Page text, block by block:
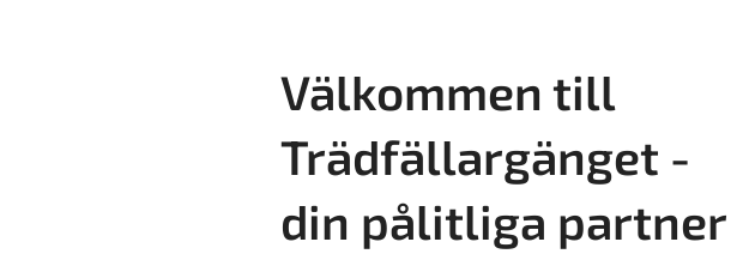
Välkommen till
Trädfällargänget -
din pålitliga partner